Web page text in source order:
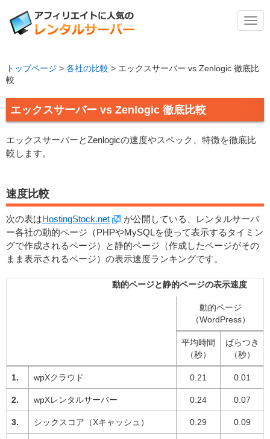
メ
ニ
トップページ > 各社の比較 > エックスサーバー vs Zenlogic 徹底比
較
エックスサーバー vs Zenlogic 徹底比較
エックスサーバーとZenlogicの速度やスペック、特徴を徹底比
較します。
速度比較
次の表はHostingStock.net
が公開している、レンタルサーバ
ー各社の動的ページ（PHPやMySQLを使って表示するタイミン
グで作成されるページ）と静的ページ（作成したページがその
まま表示されるページ）の表示速度ランキングです。
動的ページと静的ページの表示速度
動的ページ
（WordPress）
平均時間
（秒）
ばらつき
（秒）
wpXクラウド 0.21 0.01
wpXレンタルサーバー 0.24 0.07
シックスコア（Xキャッシュ） 0.29 0.09